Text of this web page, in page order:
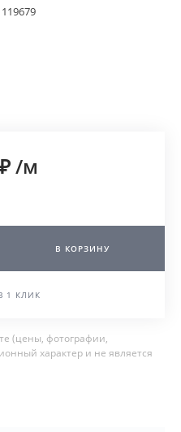
/м
В КОРЗИНУ
1 КЛИК
(цены, фотографии,
характер и не является